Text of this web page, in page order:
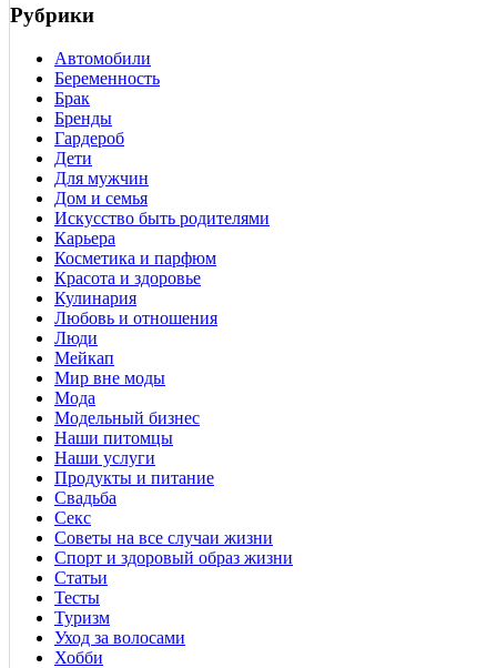
Рубрики
Автомобили
Беременность
Брак
Бренды
Гардероб
Дети
Для мужчин
Дом и семья
Искусство быть родителями
Карьера
Косметика и парфюм
Красота и здоровье
Кулинария
Любовь и отношения
Люди
Мейкап
Мир вне моды
Мода
Модельный бизнес
Наши питомцы
Наши услуги
Продукты и питание
Свадьба
Секс
Советы на все случаи жизни
Спорт и здоровый образ жизни
Статьи
Тесты
Туризм
Уход за волосами
Хобби